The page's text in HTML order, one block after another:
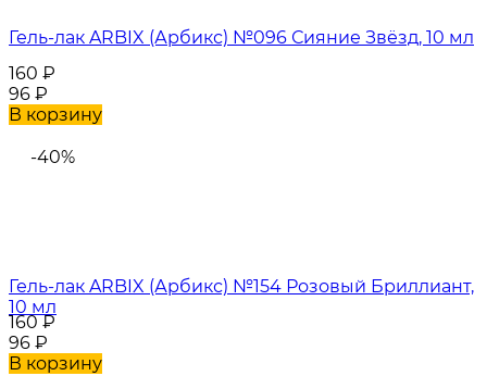
Гель-лак ARBIX (Арбикс) №096 Сияние Звёзд, 10 мл
160 ₽
96 ₽
В корзину
-40%
Гель-лак ARBIX (Арбикс) №154 Розовый Бриллиант,
10 мл
160₽
96 ₽
В корзину